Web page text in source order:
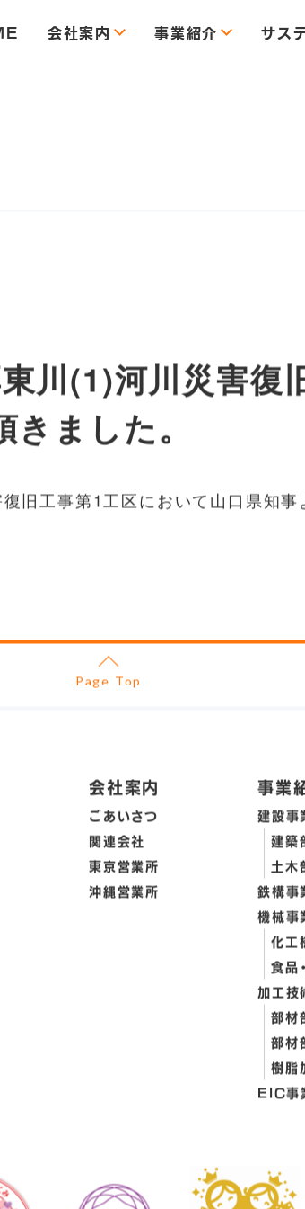
会社案内 事業紹介 サス
川(1)河川災害復
ました。
旧工事第1工区において山口県知事
Page Top
会社案内
ごあいさつ
関連会社
東京営業所
沖縄営業所
事業
建設事
建築
土木
鉄構事
機械事
化工
食品
加工技
部材
部材
樹脂
EIC事